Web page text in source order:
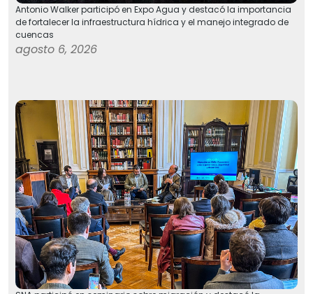
Antonio Walker participó en Expo Agua y destacó la importancia
de fortalecer la infraestructura hídrica y el manejo integrado de
cuencas
agosto 6, 2026